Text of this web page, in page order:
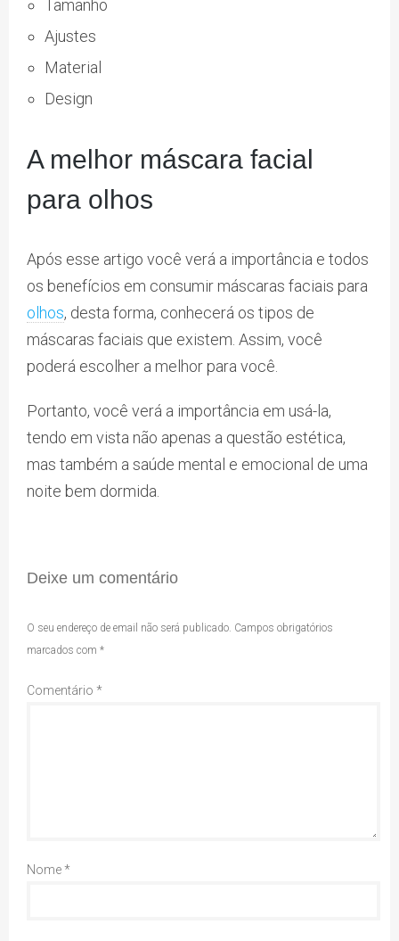
Tamanho
Ajustes
Material
Design
A melhor máscara facial
para olhos
Após esse artigo você verá a importância e todos
os benefícios em consumir máscaras faciais para
olhos, desta forma, conhecerá os tipos de
máscaras faciais que existem. Assim, você
poderá escolher a melhor para você.
Portanto, você verá a importância em usá-la,
tendo em vista não apenas a questão estética,
mas também a saúde mental e emocional de uma
noite bem dormida.
Deixe um comentário
O seu endereço de email não será publicado. Campos obrigatórios
marcados com *
Comentário *
Nome*